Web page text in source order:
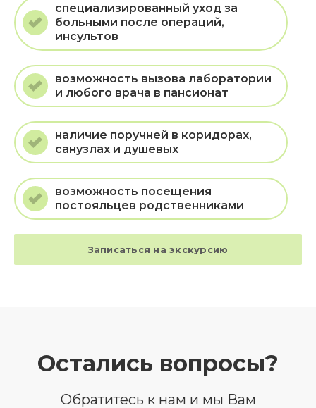
специализированный уход за
больными после операций,
инсультов
возможность вызова лаборатории
и любого врача в пансионат
наличие поручней в коридорах,
санузлах и душевых
возможность посещения
постояльцев родственниками
Записаться на экскурсию
Остались вопросы?
Обратитесь к нам и мы Вам